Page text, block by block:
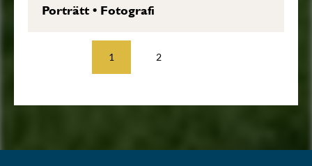
Porträtt• Fotografi
1 2